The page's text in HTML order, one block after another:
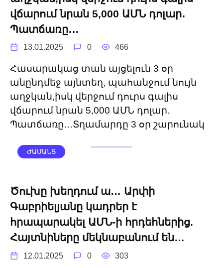
վճարում նրան 5,000 ԱՄՆ դոլար․
Պատճառը․․․
13.01.2025 0 466
Հասարակաց տան այցելուն 3 օր
անընդմեջ այնտեղ, պահանջում նույն
աղջկան,իսկ վերջում դուրս գալիս
վճարում նրան 5,000 ԱՄՆ դոլար․
Պատճառը․․․Տղամարդը 3 օր շարունակ
ԺԱՄԱՆՑ
Ծուխը խեղդում ա… Արփի
Գաբրիելյանը կադրեր է
հրապարակել ԱՄՆ-ի հրդեհներից.
Հայտնիները մեկնաբանում են…
12.01.2025 0 303